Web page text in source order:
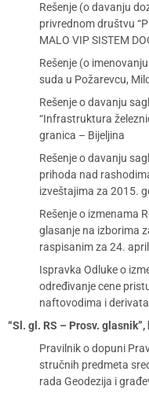
Rešenje (o davanju
privrednom društvu
MALO VIP SISTEM
Rešenje (o
suda u Požarevcu,
Rešenje o davanju
“Infrastruktura
granica – Bijeljina
Rešenje o davanju
prihoda nad
izveštajima za 2015.
Rešenje o izmenama
glasanje na izborima
raspisanim za 24.
Ispravka Odluke o
određivanje cene
naftovodima i
“Sl. gl. RS – Prosv.
Pravilnik o dopuni
stručnih predmeta
rada Geodezija i